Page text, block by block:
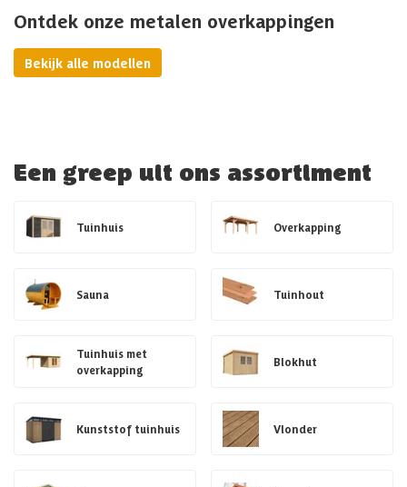
Ontdek onze metalen overkappingen
Bekijk alle modellen
Een greep uit ons assortiment
Tuinhuis Overkapping
Sauna Tuinhout
Tuinhuis met
overkapping
Blokhut
Kunststof tuinhuis Vlonder